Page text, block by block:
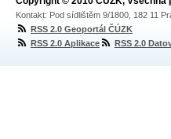
Kontakt: Pod sídlištěm 9/1800, 182 11
RSS 2.0 Geoportál ČÚZK
RSS 2.0 Aplikace
RSS 2.0